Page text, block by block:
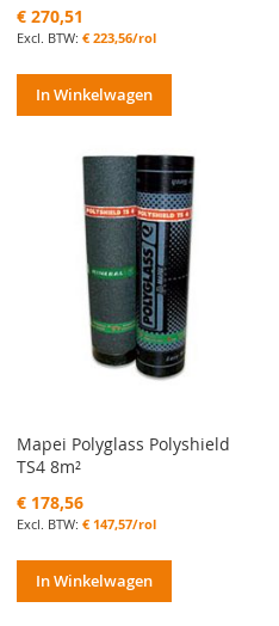
€ 270,51
€ 223,56/rol
In Winkelwagen
Mapei Polyglass Polyshield
TS4 8m²
€ 178,56
€ 147,57/rol
In Winkelwagen